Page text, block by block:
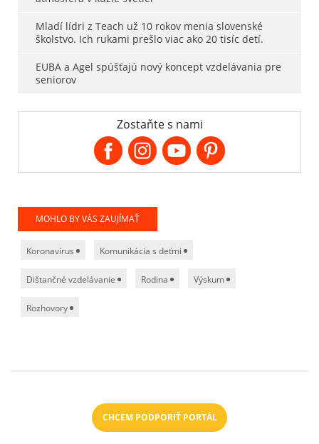
Mladí lídri z Teach už 10 rokov menia slovenské
školstvo. Ich rukami prešlo viac ako 20 tisíc detí.
EUBA a Agel spúšťajú nový koncept vzdelávania pre
seniorov
Zostaňte s nami
MOHLO BY VÁS ZAUJÍMAŤ
Koronavírus Komunikácia s deťmi
Dištančné vzdelávanie Rodina Výskum
Rozhovory
CHCEM PODPORIŤ PORTÁL